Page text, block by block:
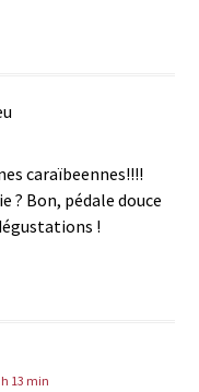
? Bon, pédale douce
!
13 min